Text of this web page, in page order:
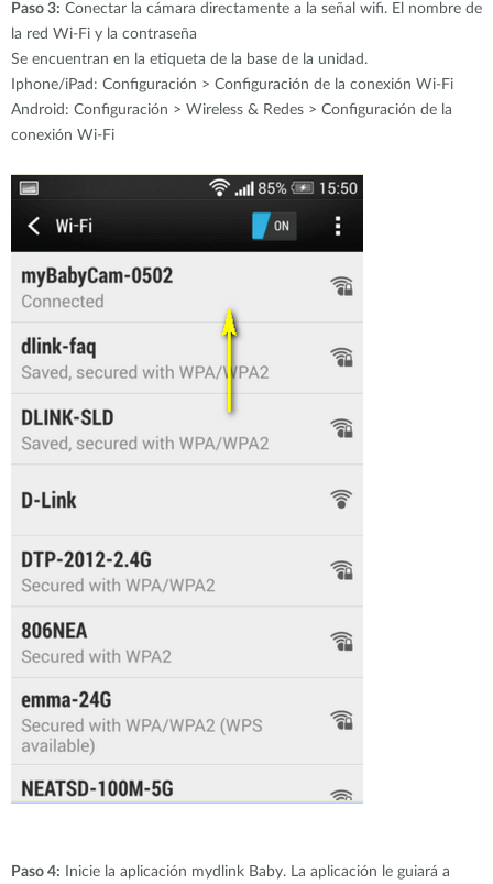
Paso 3: Conectar la cámara directamente a la señal wifi. El nombre de
la red Wi-Fi y la contraseña
Se encuentran en la etiqueta de la base de la unidad.
Iphone/iPad: Configuración > Configuración de la conexión Wi-Fi
Android: Configuración > Wireless & Redes > Configuración de la
conexión Wi-Fi
Paso 4: Inicie la aplicación mydlink Baby. La aplicación le guiará a